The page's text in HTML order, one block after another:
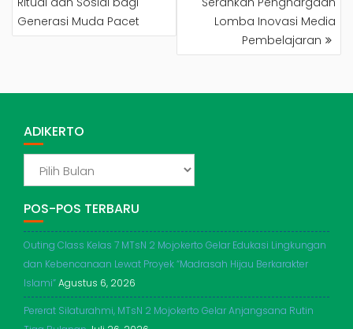
Generasi Muda Pacet
Lomba Inovasi Media
Pembelajaran
ADIKERTO
POS-POS TERBARU
Outing Class Kelas 7 MTsN 2 Mojokerto Gelar Edukasi Lingkungan
dan Kebencanaan Lewat Proyek “Madrasah Hijau Berkarakter
Islami”Agustus 6, 2026
Pererat Silaturahmi, MTsN 2 Mojokerto Gelar Anjangsana Rutin